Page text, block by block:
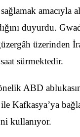
amacıyla
duyurdu.
üzerinden
sürmektedir.
ABD
Kafkasya’ya
kullanıyor.